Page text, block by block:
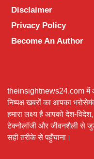
Disclaimer
Privacy Policy
Become An Author
theinsightnews24.com में
निष्पक्ष खबरों का आपका
हमारा लक्ष्य है आपको देश-
टेक्नोलॉजी और जीवनशैली से
सही तरीके से पहुँचाना।